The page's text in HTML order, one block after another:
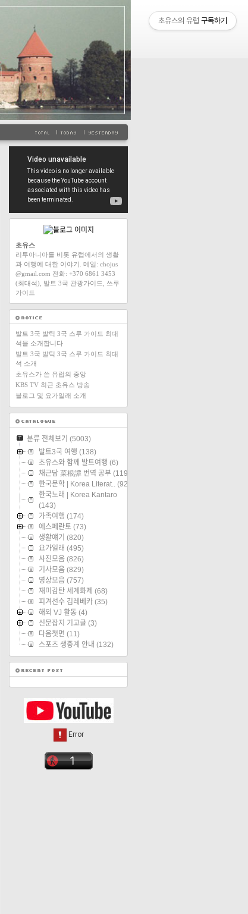
초유스
리투아니아를 비롯 유럽에서의 생활
과 여행에 대한 이야기. 메일: chojus
@gmail.com 전화: +370 6861 3453
(최대석), 발트 3국 관광가이드, 쓰루
가이드
발트 3국 발틱 3국 스루 가이드 최대
석을 소개합니다
발트 3국 발틱 3국 스루 가이드 최대
석 소개
초유스가 쓴 유럽의 중앙
KBS TV 최근 초유스 방송
블로그 및 요가일래 소개
분류 전체보기 (5003)
발트3국 여행 (138)
초유스와 함께 발트여행 (6)
채근담 菜根譚 번역 공부 (119)
한국문학 | Korea Literat.. (92)
한국노래 | Korea Kantaro
(143)
가족여행 (174)
에스페란토 (73)
생활얘기 (820)
요가일래 (495)
사진모음 (826)
기사모음 (829)
영상모음 (757)
재미감탄 세계화제 (68)
피겨선수 김레베카 (35)
해외 VJ 활동 (4)
신문잡지 기고글 (3)
다음첫면 (11)
스포츠 생중계 안내 (132)
초유스의 유럽 구독하기